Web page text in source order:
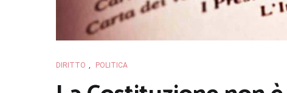
DIRITTO , POLITICA